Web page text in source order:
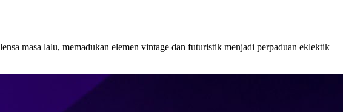
masa lalu, memadukan elemen vintage dan futuristik menjadi perpaduan eklektik